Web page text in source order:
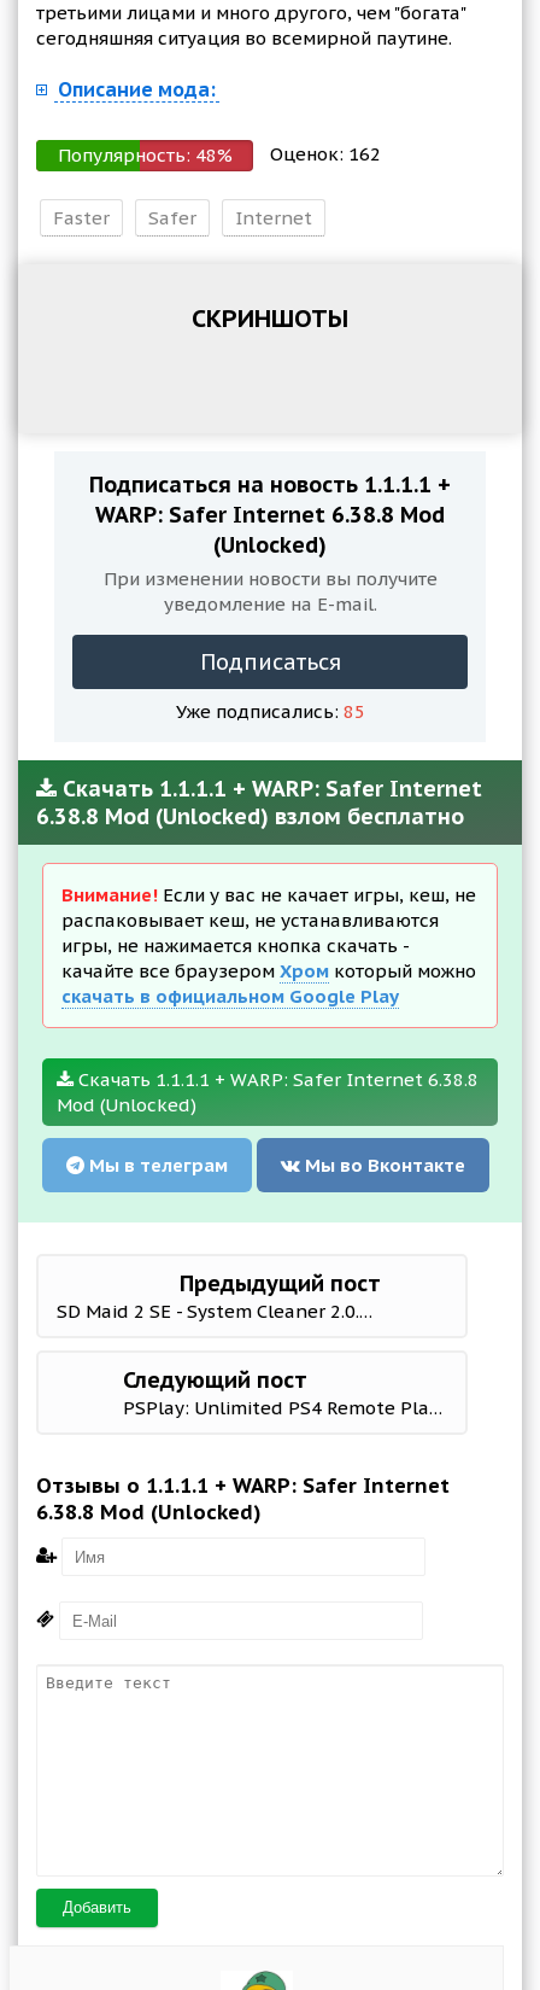
третьими лицами и много другого, чем "богата"
сегодняшняя ситуация во всемирной паутине.
Описание мода:
Популярность: 48% Оценок: 162
Faster Safer Internet
СКРИНШОТЫ
Подписаться на новость 1.1.1.1 +
WARP: Safer Internet 6.38.8 Mod
(Unlocked)
При изменении новости вы получите
уведомление на E-mail.
Подписаться
Уже подписались: 85
Скачать 1.1.1.1 + WARP: Safer Internet
6.38.8 Mod (Unlocked) взлом бесплатно
Внимание! Если у вас не качает игры, кеш, не
распаковывает кеш, не устанавливаются
игры, не нажимается кнопка скачать -
качайте все браузером Хром который можно
скачать в официальном Google Play
Скачать 1.1.1.1 + WARP: Safer Internet 6.38.8
Mod (Unlocked)
Мы в телеграм Мы во Вконтакте
Предыдущий пост
SD Maid 2 SE - System Cleaner 2.0.1-beta1 Mod (Pro)
Следующий пост
PSPlay: Unlimited PS4 Remote Play 8.1.1 Мод (полная версия)
Отзывы о 1.1.1.1 + WARP: Safer Internet
6.38.8 Mod (Unlocked)
Добавить